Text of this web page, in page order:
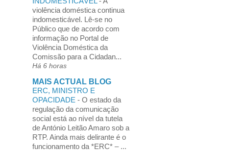
violência doméstica continua
indomesticável. Lê-se no
Público que de acordo com
informação no Portal de
Violência Doméstica da
Comissão para a Cidadan...
Há 6 horas
MAIS ACTUAL BLOG
ERC, MINISTRO E
OPACIDADE - O estado da
regulação da comunicação
social está ao nível da tutela
de António Leitão Amaro sob a
RTP. Ainda mais delirante é o
funcionamento da *ERC* – ...